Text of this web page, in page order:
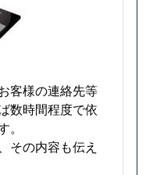
客様の連絡先等
数時間程度で依
その内容も伝え